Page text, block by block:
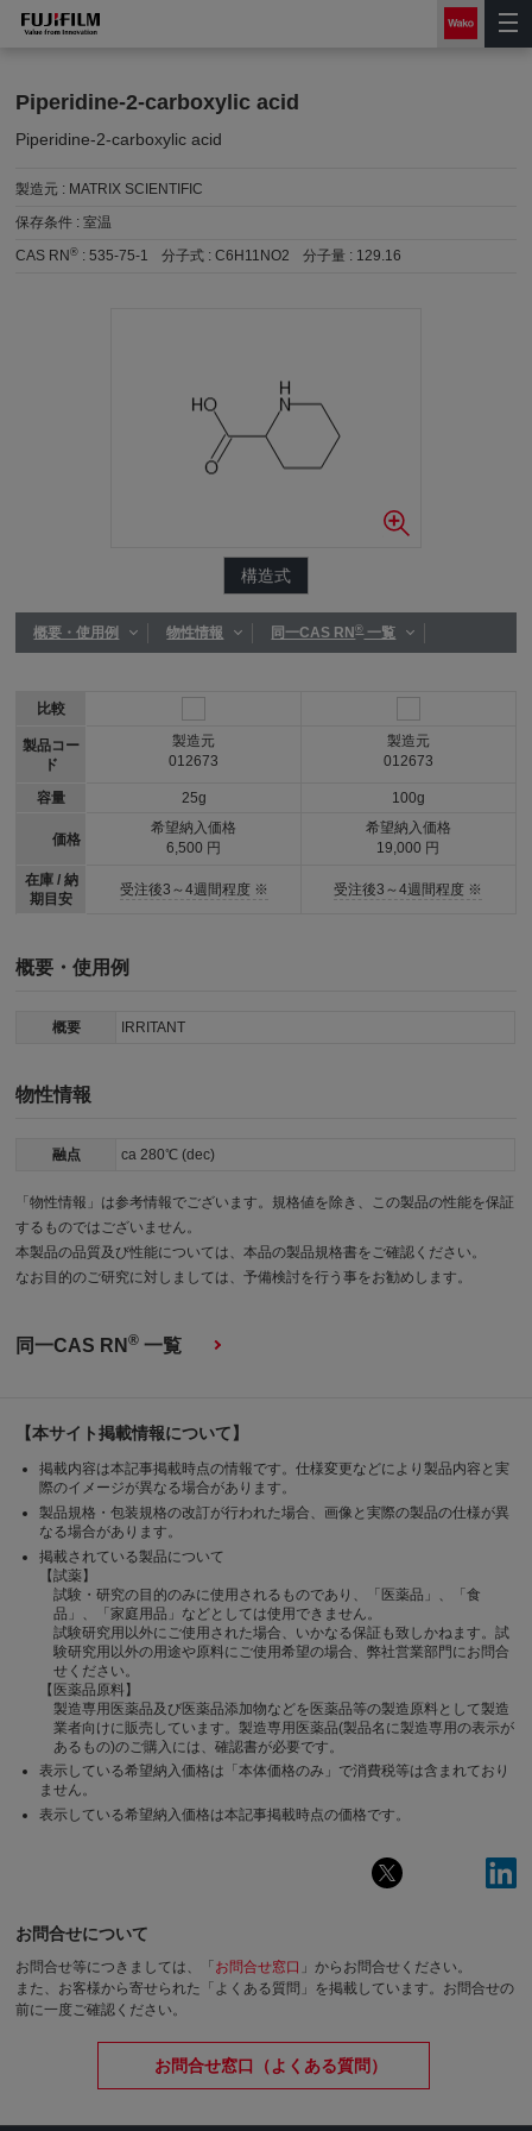
Piperidine-2-carboxylic acid
Piperidine-2-carboxylic acid
製造元 : MATRIX SCIENTIFIC
保存条件 :室温
CAS RN® :535-75-1 分子式 :C6H11NO2 分子量 : 129.16
構造式
概要・使用例 物性情報 同一CAS RN®一覧
比較
製品コー
ド
容量
価格
在庫 / 納
期目安
製造元
012673
25g
希望納入価格
6,500 円
受注後3～4週間程度 ※
製造元
012673
100g
希望納入価格
19,000 円
受注後3～4週間程度 ※
概要・使用例
概要 IRRITANT
物性情報
融点 ca 280℃ (dec)
「物性情報」は参考情報でございます。規格値を除き、この製品の性能を保証
するものではございません。
本製品の品質及び性能については、本品の製品規格書をご確認ください。
なお目的のご研究に対しましては、予備検討を行う事をお勧めします。
同一CAS RN® 一覧
【本サイト掲載情報について】
掲載内容は本記事掲載時点の情報です。仕様変更などにより製品内容と実
際のイメージが異なる場合があります。
製品規格・包装規格の改訂が行われた場合、画像と実際の製品の仕様が異
なる場合があります。
掲載されている製品について
【試薬】
試験・研究の目的のみに使用されるものであり、「医薬品」、「食
品」、「家庭用品」などとしては使用できません。
試験研究用以外にご使用された場合、いかなる保証も致しかねます。試
験研究用以外の用途や原料にご使用希望の場合、弊社営業部門にお問合
せください。
【医薬品原料】
製造専用医薬品及び医薬品添加物などを医薬品等の製造原料として製造
業者向けに販売しています。製造専用医薬品(製品名に製造専用の表示が
あるもの)のご購入には、確認書が必要です。
表示している希望納入価格は「本体価格のみ」で消費税等は含まれており
ません。
表示している希望納入価格は本記事掲載時点の価格です。
お問合せについて
お問合せ等につきましては、「 お問合せ窓口 」からお問合せください。
また、お客様から寄せられた「よくある質問」を掲載しています。お問合せの
前に一度ご確認ください。
お問合せ窓口（よくある質問）